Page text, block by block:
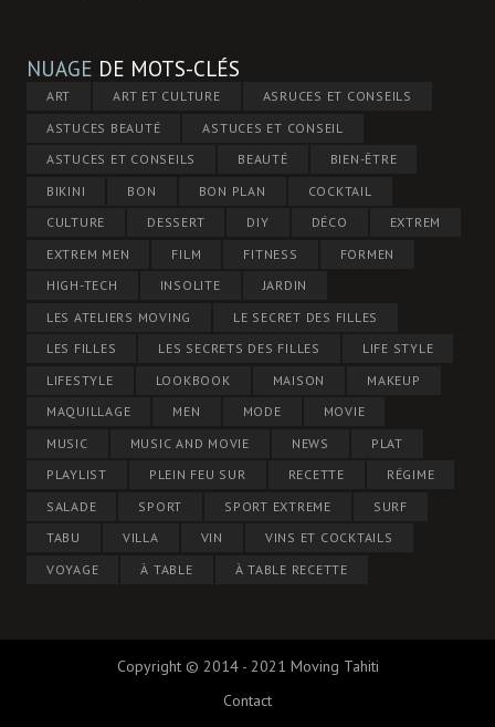
NUAGE DE MOTS-CLÉS
ART ART ET CULTURE
ASRUCES ET CONSEILS
ASTUCES BEAUTÉ
ASTUCES ET CONSEIL
ASTUCES ET CONSEILS
BEAUTÉ
BIEN-ÊTRE
BIKINI
BON BON PLAN
COCKTAIL
CULTURE
DESSERT DIY DÉCO
EXTREM
EXTREM MEN
FILM FITNESS
FORMEN
HIGH-TECH
INSOLITE
JARDIN
LES ATELIERS MOVING
LE SECRET DES FILLES
LES FILLES
LES SECRETS DES FILLES
LIFE STYLE
LIFESTYLE
LOOKBOOK MAISON
MAKEUP
MAQUILLAGE
MEN MODE
MOVIE
MUSIC
MUSIC AND MOVIE NEWS
PLAT
PLAYLIST
PLEIN FEU SUR RECETTE
RÉGIME
SALADE
SPORT SPORT EXTREME
SURF
TABU
VILLA VIN
VINS ET COCKTAILS
VOYAGE
À TABLE À TABLE RECETTE
Copyright © 2014 - 2021 Moving Tahiti
Contact